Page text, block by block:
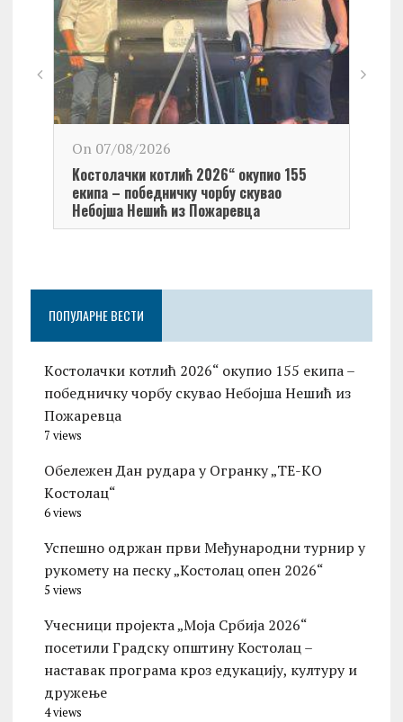
On 07/08/2026
Kостолачки котлић 2026“ окупио 155
екипа – победничку чорбу скувао
Небојша Нешић из Пожаревца
ПОПУЛАРНЕ ВЕСТИ
Kостолачки котлић 2026“ окупио 155 екипа –
победничку чорбу скувао Небојша Нешић из
Пожаревца
7 views
Обележен Дан рудара у Огранку „ТЕ-KО
Kостолац“
6 views
Успешно одржан први Међународни турнир у
рукомету на песку „Костолац опен 2026“
5 views
Учесници пројекта „Моја Србија 2026“
посетили Градску општину Костолац –
наставак програма кроз едукацију, културу и
дружење
4 views